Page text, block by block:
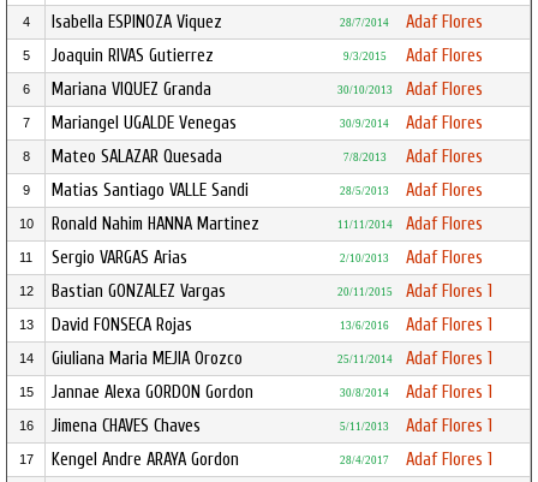
4 Isabella ESPINOZA Viquez 28/7/2014 Adaf Flores
5 Joaquin RIVAS Gutierrez 9/3/2015 Adaf Flores
6 Mariana VIQUEZ Granda 30/10/2013 Adaf Flores
7 Mariangel UGALDE Venegas 30/9/2014 Adaf Flores
8 Mateo SALAZAR Quesada 7/8/2013 Adaf Flores
9 Matias Santiago VALLE Sandi 28/5/2013 Adaf Flores
10 Ronald Nahim HANNA Martinez 11/11/2014 Adaf Flores
11 Sergio VARGAS Arias 2/10/2013 Adaf Flores
12 Bastian GONZALEZ Vargas 20/11/2015 Adaf Flores 1
13 David FONSECA Rojas 13/6/2016 Adaf Flores 1
14 Giuliana Maria MEJIA Orozco 25/11/2014 Adaf Flores 1
15 Jannae Alexa GORDON Gordon 30/8/2014 Adaf Flores 1
16 Jimena CHAVES Chaves 5/11/2013 Adaf Flores 1
17 Kengel Andre ARAYA Gordon 28/4/2017 Adaf Flores 1